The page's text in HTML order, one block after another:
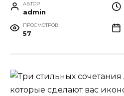
АВТОР
admin
ПРОСМОТРОВ
57